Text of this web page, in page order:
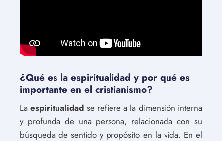
¿Qué es la espiritualidad y por qué es
importante en el cristianismo?
Laespiritualidad se refiere a la dimensión interna
y profunda de una persona, relacionada con su
búsqueda de sentido y propósito en la vida. En el